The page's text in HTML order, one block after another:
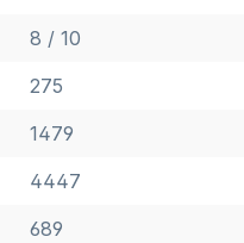
8 / 10
275
1479
4447
689